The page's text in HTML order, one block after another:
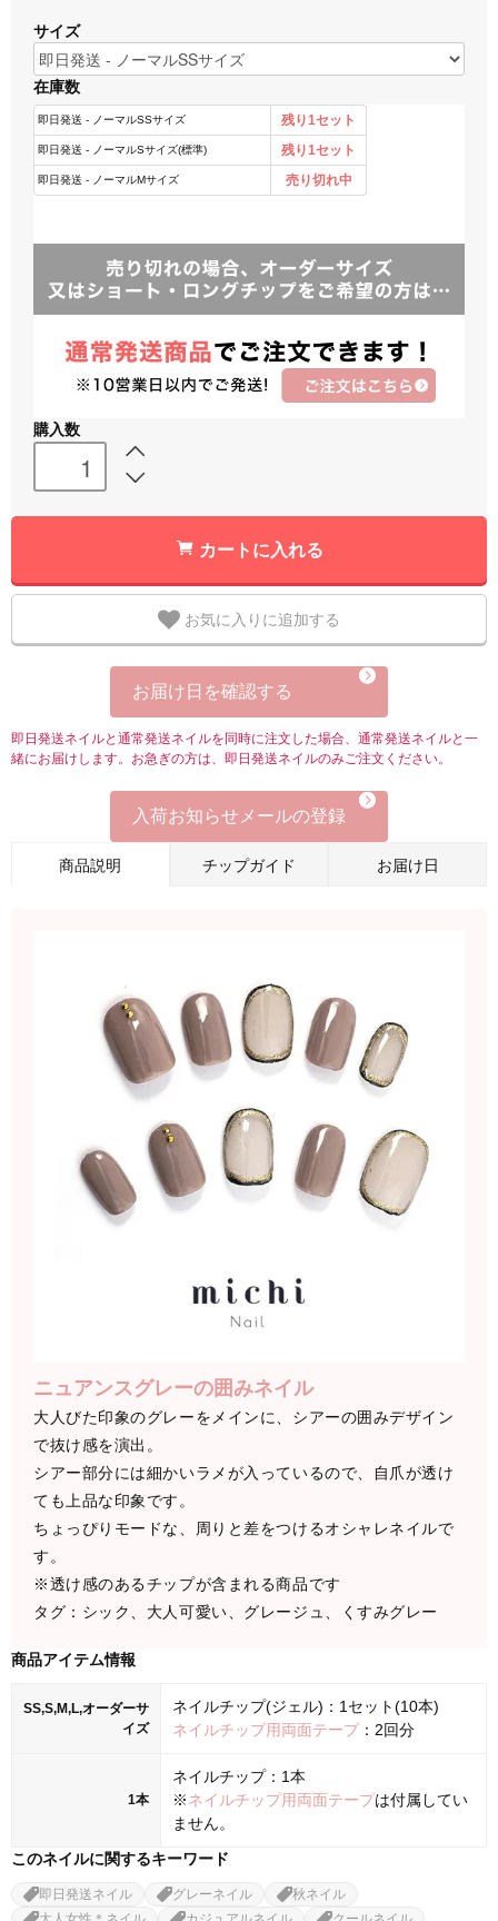
サイズ
在庫数
購入数
カートに入れる
お気に入りに追加する
お届け日を確認する
即日発送ネイルと通常発送ネイルを同時に注文した場合、通常発送ネイルと一
緒にお届けします。お急ぎの方は、即日発送ネイルのみご注文ください。
入荷お知らせメールの登録
商品説明 チップガイド お届け日
ニュアンスグレーの囲みネイル
大人びた印象のグレーをメインに、シアーの囲みデザイン
で抜け感を演出。
シアー部分には細かいラメが入っているので、自爪が透け
ても上品な印象です。
ちょっぴりモードな、周りと差をつけるオシャレネイルで
す。
※透け感のあるチップが含まれる商品です
タグ：シック、大人可愛い、グレージュ、くすみグレー
商品アイテム情報
SS,S,M,L,オーダーサ
イズ
ネイルチップ(ジェル)：1セット(10本)
ネイルチップ用両面テープ：2回分
1本
ネイルチップ：1本
※ネイルチップ用両面テープは付属してい
ません。
このネイルに関するキーワード
即日発送ネイル グレーネイル
秋ネイル